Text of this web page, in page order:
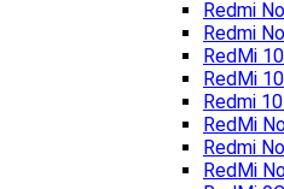
Redmi
Redmi
RedMi
RedMi
Redmi
RedMi
Redmi
RedMi